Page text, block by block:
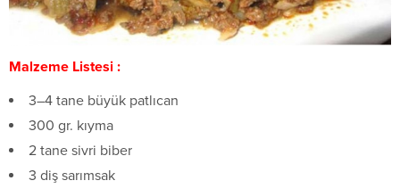
Malzeme Listesi :
3–4 tane büyük patlıcan
300 gr. kıyma
2 tane sivri biber
3 diş sarımsak